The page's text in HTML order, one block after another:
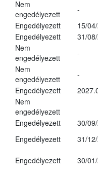
Nem
engedélyezett
-
Engedélyezett
15/
Engedélyezett
31/
Nem
engedélyezett
-
Nem
engedélyezett
-
Engedélyezett
Nem
engedélyezett
Engedélyezett
30/
Engedélyezett
31/
Engedélyezett
30/